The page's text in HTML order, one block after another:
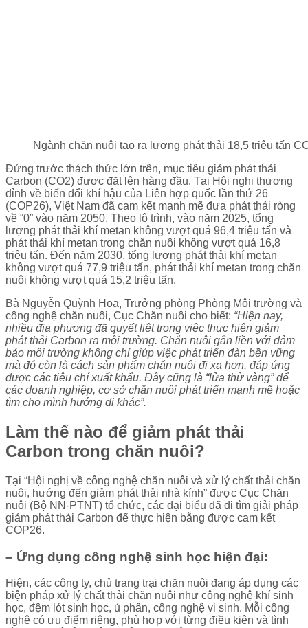
Ngành chăn nuôi tạo ra lượng phát thải 18,5 triệu tấn
Đứng trước thách thức lớn trên, mục tiêu giảm phát thải
Carbon (CO2) được đặt lên hàng đầu. Tại Hội nghị thượng
đỉnh về biến đổi khí hậu của Liên hợp quốc lần thứ 26
(COP26), Việt Nam đã cam kết mạnh mẽ đưa phát thải ròng
về “0” vào năm 2050. Theo lộ trình, vào năm 2025, tổng
lượng phát thải khí metan không vượt quá 96,4 triệu tấn và
phát thải khí metan trong chăn nuôi không vượt quá 16,8
triệu tấn. Ðến năm 2030, tổng lượng phát thải khí metan
không vượt quá 77,9 triệu tấn, phát thải khí metan trong chăn
nuôi không vượt quá 15,2 triệu tấn.
Bà Nguyễn Quỳnh Hoa, Trưởng phòng Phòng Môi trường và
công nghệ chăn nuôi, Cục Chăn nuôi cho biết: “Hiện nay,
nhiều địa phương đã quyết liệt trong việc thực hiện giảm
phát thải Carbon ra môi trường. Chăn nuôi gắn liền với đảm
bảo môi trường không chỉ giúp việc phát triển đàn bền vững
mà đó còn là cách sản phẩm chăn nuôi đi xa hơn, đáp ứng
được các tiêu chí xuất khẩu. Ðây cũng là “lửa thử vàng” để
các doanh nghiệp, cơ sở chăn nuôi phát triển mạnh mẽ hoặc
tìm cho mình hướng đi khác”.
Làm thế nào để giảm phát thải
Carbon trong chăn nuôi?
Tại “Hội nghị về công nghệ chăn nuôi và xử lý chất thải chăn
nuôi, hướng đến giảm phát thải nhà kính” được Cục Chăn
nuôi (Bộ NN-PTNT) tổ chức, các đại biểu đã đi tìm giải pháp
giảm phát thải Carbon để thực hiện bằng được cam kết
COP26.
– Ứng dụng công nghệ sinh học hiện đại:
Hiện, các công ty, chủ trang trại chăn nuôi đang áp dụng các
biện pháp xử lý chất thải chăn nuôi như công nghệ khí sinh
học, đệm lót sinh học, ủ phân, công nghệ vi sinh. Mỗi công
nghệ có ưu điểm riêng, phù hợp với từng điều kiện và tình